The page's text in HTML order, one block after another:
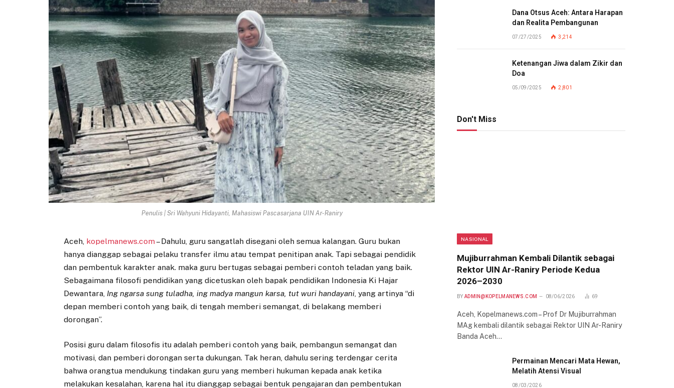
Penulis | Sri Wahyuni Hidayanti, Mahasiswi Pascasarjana UIN Ar-Raniry
Aceh, kopelmanews.com– Dahulu, guru sangatlah disegani oleh semua kalangan. Guru bukan
hanya dianggap sebagai pelaku transfer ilmu atau tempat penitipan anak. Tapi sebagai pendidik
dan pembentuk karakter anak. maka guru bertugas sebagai pemberi contoh teladan yang baik.
Sebagaimana filosofi pendidikan yang dicetuskan oleh bapak pendidikan Indonesia Ki Hajar
Dewantara, Ing ngarsa sung tuladha, ing madya mangun karsa, tut wuri handayani , yang artinya “di
depan memberi contoh yang baik, di tengah memberi semangat, di belakang memberi
dorongan”.
Posisi guru dalam filosofis itu adalah pemberi contoh yang baik, pembangun semangat dan
motivasi, dan pemberi dorongan serta dukungan. Tak heran, dahulu sering terdengar cerita
bahwa orangtua mendukung tindakan guru yang memberi hukuman kepada anak ketika
melakukan kesalahan, karena hal itu dianggap sebagai bentuk pengajaran dan pembentukan
Dana Otsus Aceh: Antara Harapan
dan Realita Pembangunan
07/27/2025 3,214
Ketenangan Jiwa dalam Zikir dan
Doa
05/09/2025 2,801
Don't Miss
NASIONAL
Mujiburrahman Kembali Dilantik sebagai
Rektor UIN Ar-Raniry Periode Kedua
2026–2030
BY ADMIN@KOPELMANEWS.COM 08/06/2026 69
Aceh, Kopelmanews.com – Prof Dr Mujiburrahman
MAg kembali dilantik sebagai Rektor UIN Ar-Raniry
Banda Aceh…
Permainan Mencari Mata Hewan,
Melatih Atensi Visual
08/03/2026